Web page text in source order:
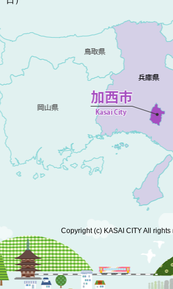
Copyright (c) KASAI CITY All rights